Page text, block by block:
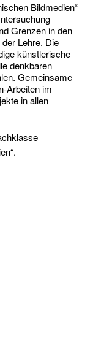
Bildmedien“
Grenzen in den
Lehre. Die
künstlerische
denkbaren
Gemeinsame
Arbeiten im
in allen